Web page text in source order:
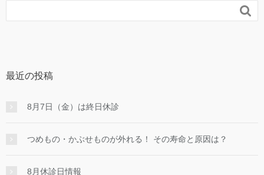

最近の投稿
8月7日（金）は終日休診
つめもの・かぶせものが外れる！ その寿命と原因は？
8月休診日情報